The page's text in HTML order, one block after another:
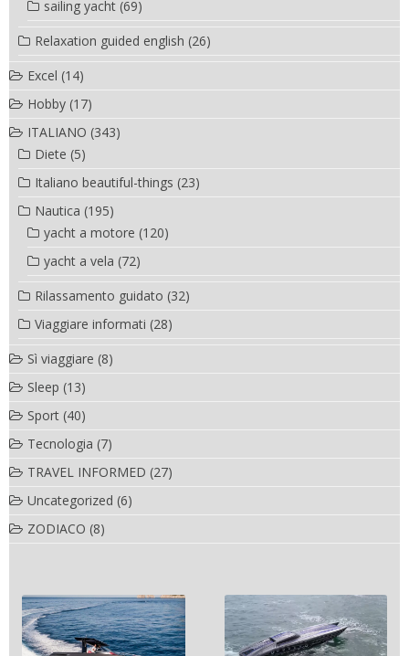
sailing yacht (69)
Relaxation guided english (26)
Excel (14)
Hobby (17)
ITALIANO (343)
Diete (5)
Italiano beautiful-things (23)
Nautica (195)
yacht a motore (120)
yacht a vela (72)
Rilassamento guidato (32)
Viaggiare informati (28)
Sì viaggiare (8)
Sleep (13)
Sport (40)
Tecnologia (7)
TRAVEL INFORMED (27)
Uncategorized (6)
ZODIACO (8)